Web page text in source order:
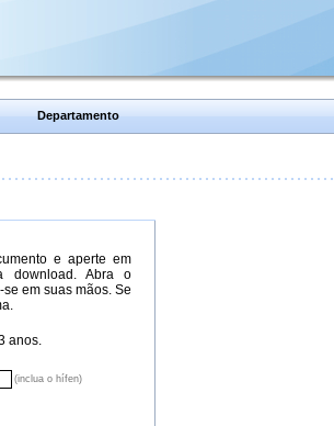
Departamento
e aperte em
download. Abra o
em suas mãos. Se
anos.
(inclua o hífen)